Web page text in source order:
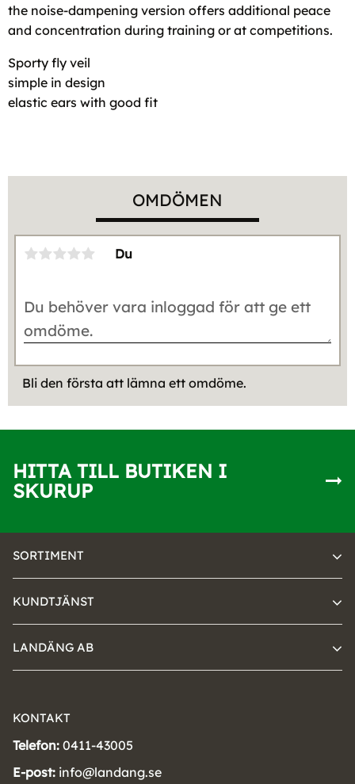
the noise-dampening version offers additional peace
and concentration during training or at competitions.
Sporty fly veil
simple in design
elastic ears with good fit
OMDÖMEN
Du
Bli den första att lämna ett omdöme.
HITTA TILL BUTIKEN I
SKURUP
SORTIMENT
KUNDTJÄNST
LANDÄNG AB
KONTAKT
Telefon: 0411-43005
E-post: info@landang.se